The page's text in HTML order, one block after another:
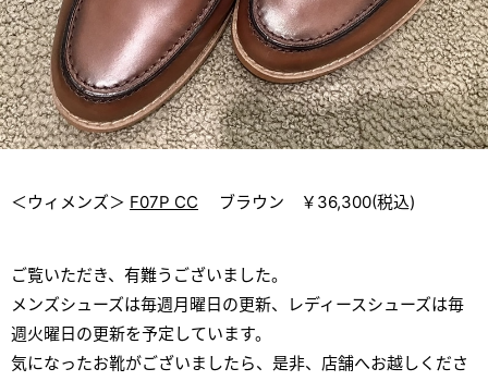
＜ウィメンズ＞ F07P CC ブラウン ￥36,300(税込)
ご覧いただき、有難うございました。
メンズシューズは毎週月曜日の更新、レディースシューズは毎
週火曜日の更新を予定しています。
気になったお靴がございましたら、是非、店舗へお越しくださ